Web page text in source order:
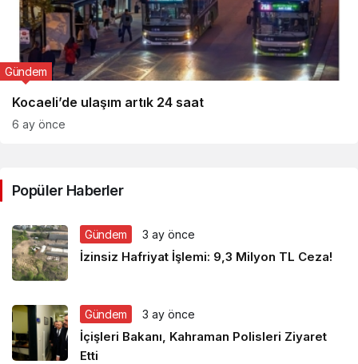
Kocaeli’de ulaşım artık 24 saat
Gündem
6 ay önce
Popüler Haberler
Gündem 3 ay önce
İzinsiz Hafriyat İşlemi: 9,3 Milyon TL Ceza!
Gündem 3 ay önce
İçişleri Bakanı, Kahraman Polisleri Ziyaret
Etti